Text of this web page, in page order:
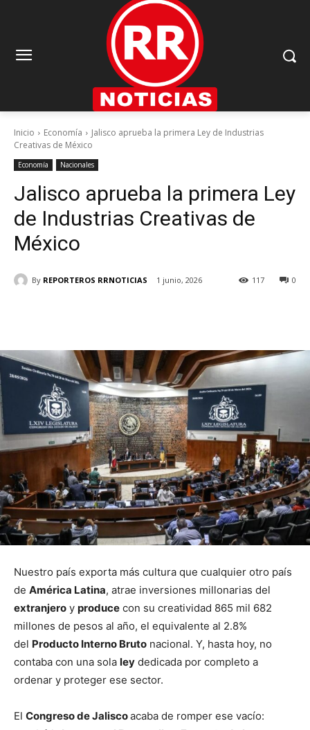
Inicio Economía
Jalisco aprueba la primera Ley de Industrias
Creativas de México
Economía Nacionales
Jalisco aprueba la primera Ley
de Industrias Creativas de
México
By REPORTEROS RRNOTICIAS 1 junio, 2026 0
117
Nuestro país exporta más cultura que cualquier otro país
de América Latina, atrae inversiones millonarias del
extranjero y produce con su creatividad 865 mil 682
millones de pesos al año, el equivalente al 2.8%
del Producto Interno Bruto nacional. Y, hasta hoy, no
contaba con una sola ley dedicada por completo a
ordenar y proteger ese sector.
El Congreso de Jaliscoacaba de romper ese vacío: